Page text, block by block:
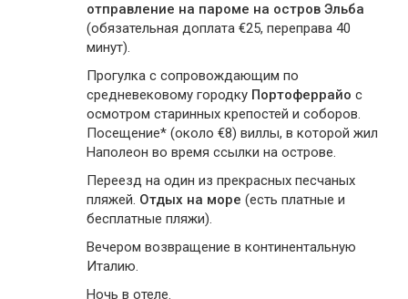
отправление на пароме на остров Эльба
(обязательная доплата €25, переправа 40
минут).
Прогулка с сопровождающим по
средневековому городку Портоферрайо с
осмотром старинных крепостей и соборов.
Посещение* (около €8) виллы, в которой жил
Наполеон во время ссылки на острове.
Переезд на один из прекрасных песчаных
пляжей. Отдых на море (есть платные и
бесплатные пляжи).
Вечером возвращение в континентальную
Италию.
Ночь в отеле.